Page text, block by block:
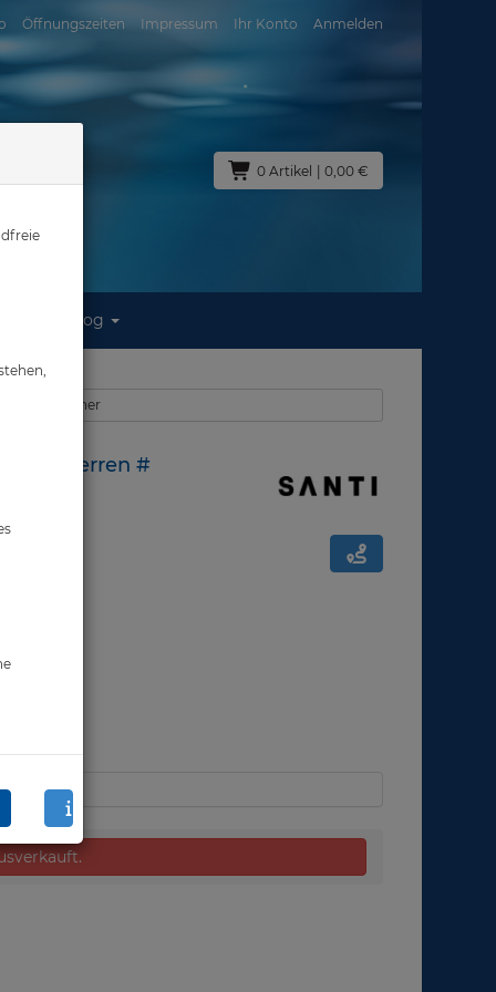
Öffnungszeiten Impressum Ihr Konto Anmelden
0 Artikel | 0,00 €
Blog
#
Unterzieher
- Herren #